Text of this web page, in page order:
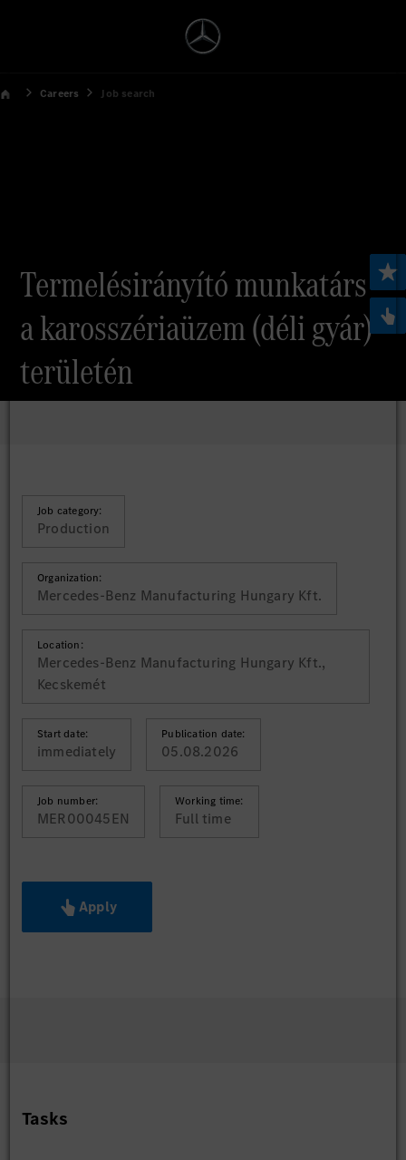
Careers Job search
Termelésirányító munkatárs
a karosszériaüzem (déli gyár)
területén
Job category:
Production
Organization:
Mercedes-Benz Manufacturing Hungary Kft.
Location:
Mercedes-Benz Manufacturing Hungary Kft.,
Kecskemét
Start date:
immediately
Publication date:
05.08.2026
Job number:
MER00045EN
Working time:
Full time
Apply
Tasks